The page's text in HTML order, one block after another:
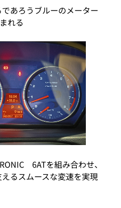
あろうブルーのメーター
れる
6ATを組み合わせ、
るスムースな変速を実現